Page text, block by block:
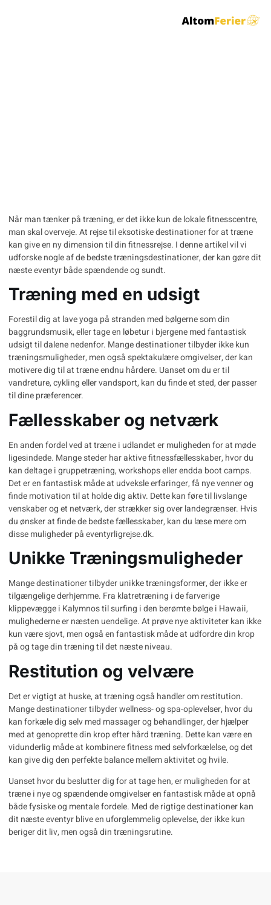
Når man tænker på træning, er det ikke kun de lokale fitnesscentre,
man skal overveje. At rejse til eksotiske destinationer for at træne
kan give en ny dimension til din fitnessrejse. I denne artikel vil vi
udforske nogle af de bedste træningsdestinationer, der kan gøre dit
næste eventyr både spændende og sundt.
Træning med en udsigt
Forestil dig at lave yoga på stranden med bølgerne som din
baggrundsmusik, eller tage en løbetur i bjergene med fantastisk
udsigt til dalene nedenfor. Mange destinationer tilbyder ikke kun
træningsmuligheder, men også spektakulære omgivelser, der kan
motivere dig til at træne endnu hårdere. Uanset om du er til
vandreture, cykling eller vandsport, kan du finde et sted, der passer
til dine præferencer.
Fællesskaber og netværk
En anden fordel ved at træne i udlandet er muligheden for at møde
ligesindede. Mange steder har aktive fitnessfællesskaber, hvor du
kan deltage i gruppetræning, workshops eller endda boot camps.
Det er en fantastisk måde at udveksle erfaringer, få nye venner og
finde motivation til at holde dig aktiv. Dette kan føre til livslange
venskaber og et netværk, der strækker sig over landegrænser. Hvis
du ønsker at finde de bedste fællesskaber, kan du læse mere om
disse muligheder påeventyrligrejse.dk.
Unikke Træningsmuligheder
Mange destinationer tilbyder unikke træningsformer, der ikke er
tilgængelige derhjemme. Fra klatretræning i de farverige
klippevægge i Kalymnos til surfing i den berømte bølge i Hawaii,
mulighederne er næsten uendelige. At prøve nye aktiviteter kan ikke
kun være sjovt, men også en fantastisk måde at udfordre din krop
på og tage din træning til det næste niveau.
Restitution og velvære
Det er vigtigt at huske, at træning også handler om restitution.
Mange destinationer tilbyder wellness- og spa-oplevelser, hvor du
kan forkæle dig selv med massager og behandlinger, der hjælper
med at genoprette din krop efter hård træning. Dette kan være en
vidunderlig måde at kombinere fitness med selvforkælelse, og det
kan give dig den perfekte balance mellem aktivitet og hvile.
Uanset hvor du beslutter dig for at tage hen, er muligheden for at
træne i nye og spændende omgivelser en fantastisk måde at opnå
både fysiske og mentale fordele. Med de rigtige destinationer kan
dit næste eventyr blive en uforglemmelig oplevelse, der ikke kun
beriger dit liv, men også din træningsrutine.